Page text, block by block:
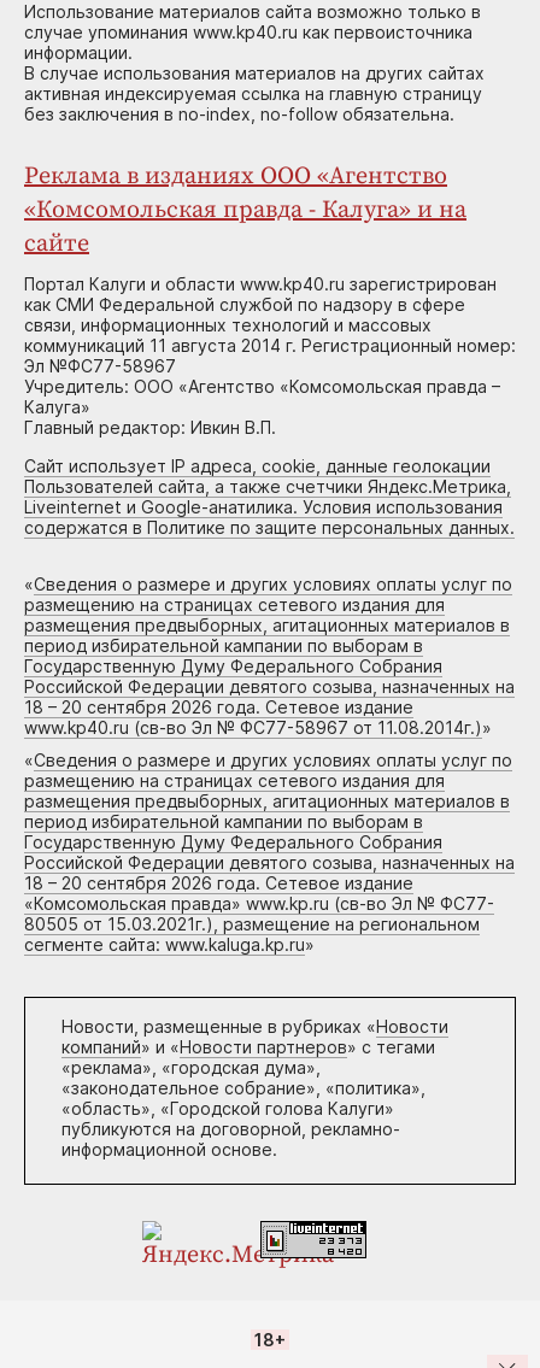
Использование материалов сайта возможно только в
случае упоминания www.kp40.ru как первоисточника
информации.
В случае использования материалов на других сайтах
активная индексируемая ссылка на главную страницу
без заключения в no-index, no-follow обязательна.
Реклама в изданиях ООО «Агентство
«Комсомольская правда - Калуга» и на
сайте
Портал Калуги и области www.kp40.ru зарегистрирован
как СМИ Федеральной службой по надзору в сфере
связи, информационных технологий и массовых
коммуникаций 11 августа 2014 г. Регистрационный номер:
Эл №ФС77-58967
Учредитель: ООО «Агентство «Комсомольская правда –
Калуга»
Главный редактор: Ивкин В.П.
Сайт использует IP адреса, cookie, данные геолокации
Пользователей сайта, а также счетчики Яндекс.Метрика,
Liveinternet и Google-анатилика. Условия использования
содержатся в Политике по защите персональных данных.
«Сведения о размере и других условиях оплаты услуг по
размещению на страницах сетевого издания для
размещения предвыборных, агитационных материалов в
период избирательной кампании по выборам в
Государственную Думу Федерального Собрания
Российской Федерации девятого созыва, назначенных на
18 – 20 сентября 2026 года. Сетевое издание
www.kp40.ru (св-во Эл № ФС77-58967 от 11.08.2014г.)»
«Сведения о размере и других условиях оплаты услуг по
размещению на страницах сетевого издания для
размещения предвыборных, агитационных материалов в
период избирательной кампании по выборам в
Государственную Думу Федерального Собрания
Российской Федерации девятого созыва, назначенных на
18 – 20 сентября 2026 года. Сетевое издание
«Комсомольская правда» www.kp.ru (св-во Эл № ФС77-
80505 от 15.03.2021г.), размещение на региональном
сегменте сайта: www.kaluga.kp.ru»
Новости, размещенные в рубриках «Новости
компаний» и «Новости партнеров» с тегами
«реклама», «городская дума»,
«законодательное собрание», «политика»,
«область», «Городской голова Калуги»
публикуются на договорной, рекламно-
информационной основе.
18+